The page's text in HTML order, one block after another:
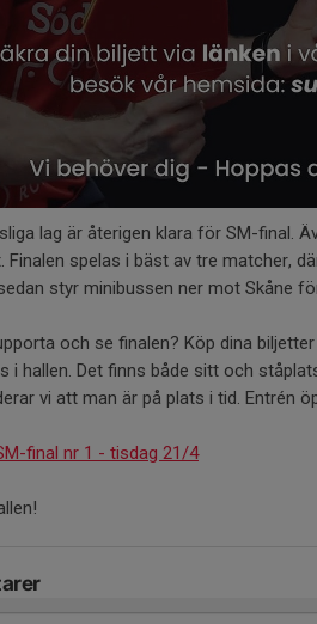
lag är återigen klara för SM-final.
Finalen spelas i bäst av tre matcher,
styr minibussen ner mot Skåne
och se finalen? Köp dina
i hallen. Det finns både sitt och
vi att man är på plats i tid. Entrén
final nr 1 - tisdag 21/4